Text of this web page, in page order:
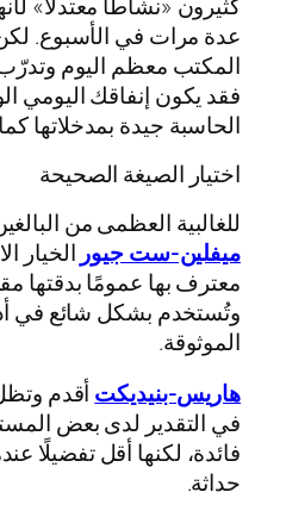
عدة مرات في الأسبوع.
فقد يكون إنفاقك اليومي
الحاسبة جيدة بمدخلاتها
اختيار الصيغة الصحيحة
للغالبية العظمى من
ميفلين‑ست جيور الخيار
معترف بها عمومًا بدقتها
وتُستخدم بشكل شائع في
الموثوقة.
هاريس‑بنيديكت أقدم
في التقدير لدى بعض
فائدة، لكنها أقل تفضيلًا
حداثة.